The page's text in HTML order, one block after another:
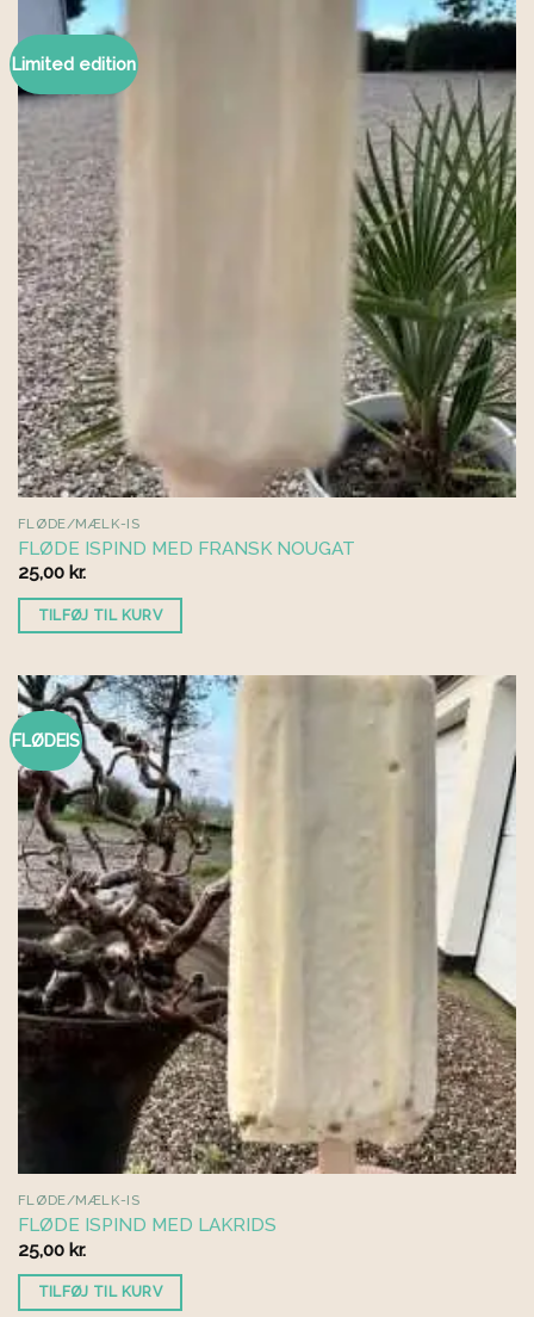
Limited edition
FLØDE/MÆLK-IS
FLØDE ISPIND MED FRANSK NOUGAT
25,00 kr.
TILFØJ TIL KURV
FLØDEIS
FLØDE/MÆLK-IS
FLØDE ISPIND MED LAKRIDS
25,00 kr.
TILFØJ TIL KURV